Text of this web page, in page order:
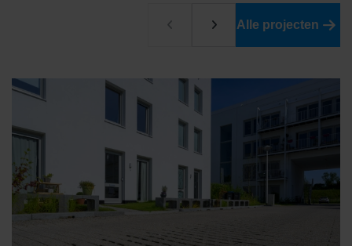
Alle projecten